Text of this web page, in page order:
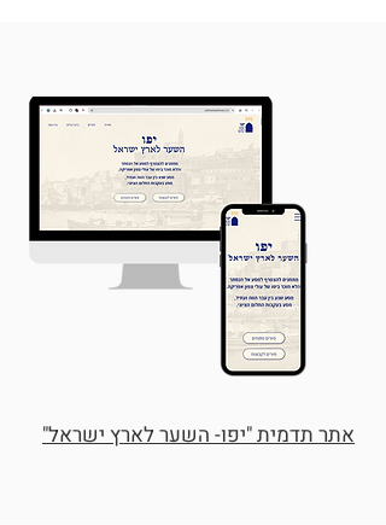
אתר תדמית "יפו- השער לארץ ישראל"